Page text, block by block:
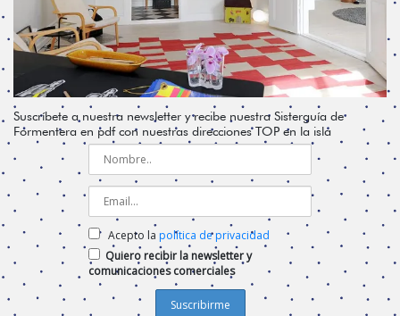
Suscríbete a nuestra newsletter y recibe nuestra Sisterguía de
Formentera en pdf con nuestras direcciones TOP en la isla
Acepto la política de privacidad
Quiero recibir la newsletter y
comunicaciones comerciales